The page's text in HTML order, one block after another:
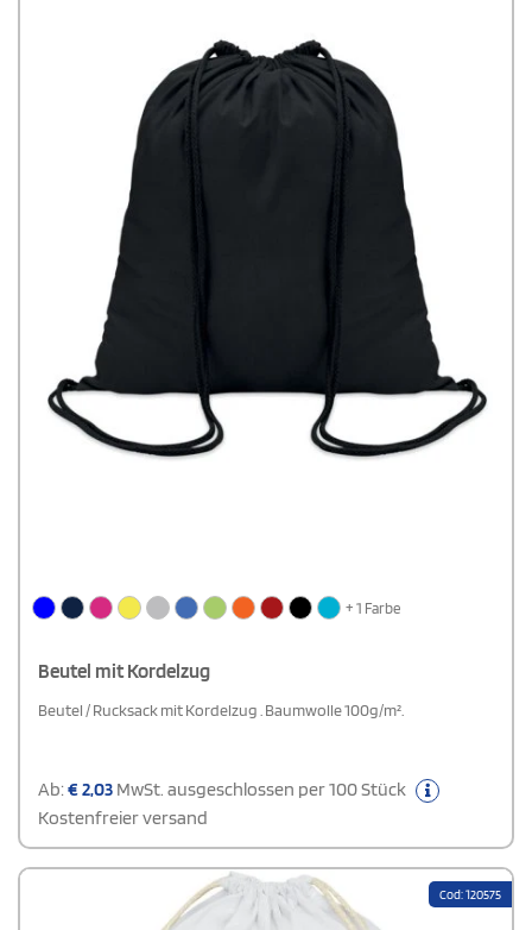
+ 1 Farbe
Beutel mit Kordelzug
Beutel / Rucksack mit Kordelzug . Baumwolle 100g/m².
Ab:€2,03 MwSt. ausgeschlossen per 100 Stück
Kostenfreier versand
Cod: 120575